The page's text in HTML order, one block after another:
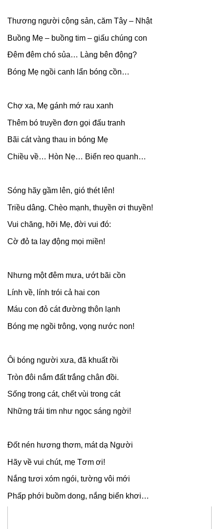
Thương người cộng sản, căm Tây – Nhật
Buồng Mẹ – buồng tim – giấu chúng con
Đêm đêm chó sủa… Làng bên động?
Bóng Mẹ ngồi canh lẩn bóng cồn…
Chợ xa, Mẹ gánh mớ rau xanh
Thêm bó truyền đơn gọi đấu tranh
Bãi cát vàng thau in bóng Mẹ
Chiều về… Hòn Nẹ… Biển reo quanh…
Sóng hãy gầm lên, gió thét lên!
Triều dâng. Chèo mạnh, thuyền ơi thuyền!
Vui chăng, hỡi Mẹ, đời vui đó:
Cờ đỏ ta lay động mọi miền!
Nhưng một đêm mưa, ướt bãi cồn
Lính về, lính trói cả hai con
Máu con đỏ cát đường thôn lạnh
Bóng mẹ ngồi trông, vọng nước non!
Ôi bóng người xưa, đã khuất rồi
Tròn đôi nắm đất trắng chân đồi.
Sống trong cát, chết vùi trong cát
Những trái tim như ngọc sáng ngời!
Đốt nén hương thơm, mát dạ Người
Hãy về vui chút, mẹ Tơm ơi!
Nắng tươi xóm ngói, tường vôi mới
Phấp phới buồm dong, nắng biển khơi…